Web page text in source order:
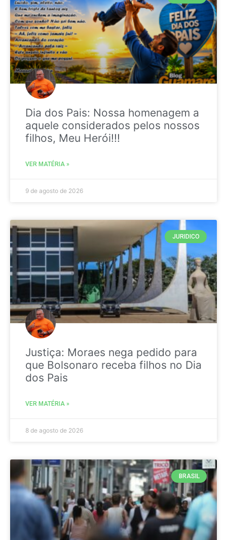
Dia dos Pais: Nossa homenagem a
aquele considerados pelos nossos
filhos, Meu Herói!!!
VER MATÉRIA »
9 de agosto de 2026
JURIDICO
Justiça: Moraes nega pedido para
que Bolsonaro receba filhos no Dia
dos Pais
VER MATÉRIA »
8 de agosto de 2026
BRASIL